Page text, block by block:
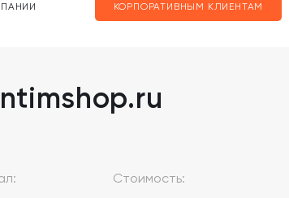
КОРПОРАТИВНЫМ КЛИЕНТАМ
Стоимость: